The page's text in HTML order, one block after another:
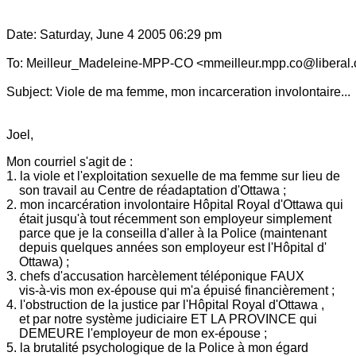
Date: Saturday, June 4 2005 06:29 pm
To: Meilleur_Madeleine-MPP-CO
Subject: Viole de ma femme, mon incarceration involontaire...
Joel,
Mon courriel s'agit de :
1. la viole et l'exploitation sexuelle de ma femme sur lieu de
son travail au Centre de réadaptation d'Ottawa ;
2. mon incarcération involontaire Hôpital Royal d'Ottawa qui
était jusqu'à tout récemment son employeur simplement
parce que je la conseilla d'aller à la Police (maintenant
depuis quelques années son employeur est l'Hôpital d'
Ottawa) ;
3. chefs d'accusation harcèlement téléponique FAUX
vis-à-vis mon ex-épouse qui m'a épuisé financièrement ;
4. l'obstruction de la justice par l'Hôpital Royal d'Ottawa ,
et par notre système judiciaire ET LA PROVINCE qui
DEMEURE l'employeur de mon ex-épouse ;
5. la brutalité psychologique de la Police à mon égard